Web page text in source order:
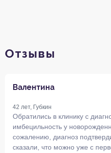
Отзывы
Валентина
42 лет, Губкин
Обратились в клинику с
имбецильность у
сожалению, диагноз
сказали, что можно уже с